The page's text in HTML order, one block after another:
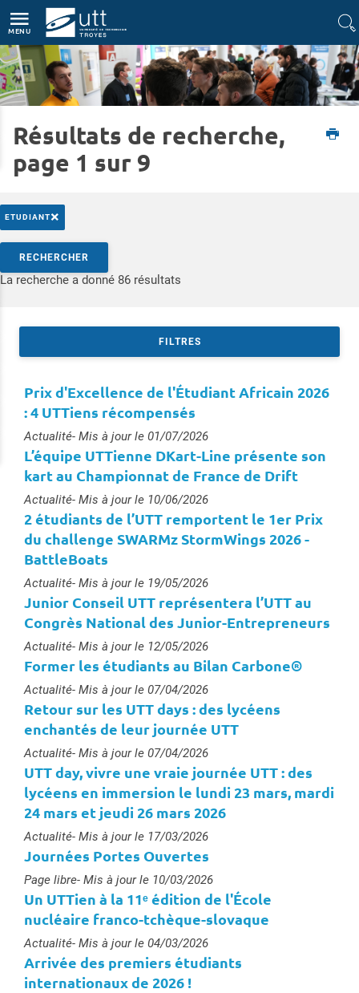
MENU
Accueil Formations Rencontrez-nous Journées Portes Ouvertes
Résultats de recherche,
page 1 sur 9
ETUDIANT×
Rechercher par mots-clés
RECHERCHER
La recherche a donné 86 résultats
FILTRES
Prix d'Excellence de l'Étudiant Africain 2026
: 4 UTTiens récompensés
Type :
Actualité- Mis à jour le 01/07/2026
L’équipe UTTienne DKart-Line présente son
kart au Championnat de France de Drift
Type :
Actualité- Mis à jour le 10/06/2026
2 étudiants de l’UTT remportent le 1er Prix
du challenge SWARMz StormWings 2026 -
BattleBoats
Type :
Actualité- Mis à jour le 19/05/2026
Junior Conseil UTT représentera l’UTT au
Congrès National des Junior-Entrepreneurs
Type :
Actualité- Mis à jour le 12/05/2026
Former les étudiants au Bilan Carbone®
Type :
Actualité- Mis à jour le 07/04/2026
Retour sur les UTT days : des lycéens
enchantés de leur journée UTT
Type :
Actualité- Mis à jour le 07/04/2026
UTT day, vivre une vraie journée UTT : des
lycéens en immersion le lundi 23 mars, mardi
24 mars et jeudi 26 mars 2026
Type :
Actualité- Mis à jour le 17/03/2026
Journées Portes Ouvertes
Type :
Page libre- Mis à jour le 10/03/2026
Un UTTien à la 11ᵉ édition de l'École
nucléaire franco-tchèque-slovaque
Type :
Actualité- Mis à jour le 04/03/2026
Arrivée des premiers étudiants
internationaux de 2026 !